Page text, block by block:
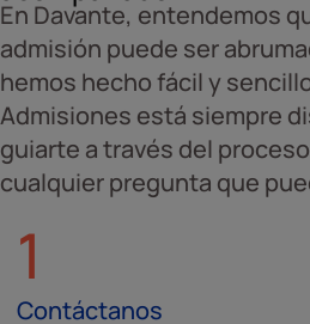
En Davante, entendemos
admisión puede ser
hemos hecho fácil y
Admisiones está siempre
guiarte a través del
cualquier pregunta que
1
Contáctanos